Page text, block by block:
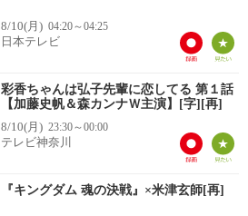
8/10(月) 04:20～04:25
日本テレビ
彩香ちゃんは弘子先輩に恋してる 第１話
【加藤史帆＆森カンナＷ主演】[字][再]
8/10(月) 23:30～00:00
テレビ神奈川
『キングダム 魂の決戦』×米津玄師[再]